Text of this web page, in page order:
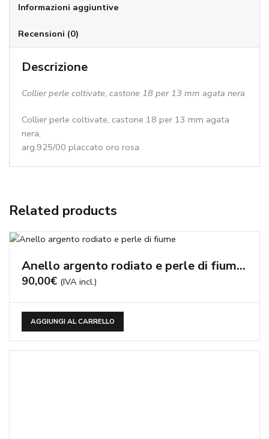
Informazioni aggiuntive
Recensioni (0)
Descrizione
Collier perle coltivate, castone 18 per 13 mm agata nera
Collier perle coltivate, castone 18 per 13 mm agata
nera,
arg.925/00 placcato oro rosa
Related products
Anello argento rodiato e perle di fiume – cod:AN260
90,00€ (IVA incl.)
AGGIUNGI AL CARRELLO